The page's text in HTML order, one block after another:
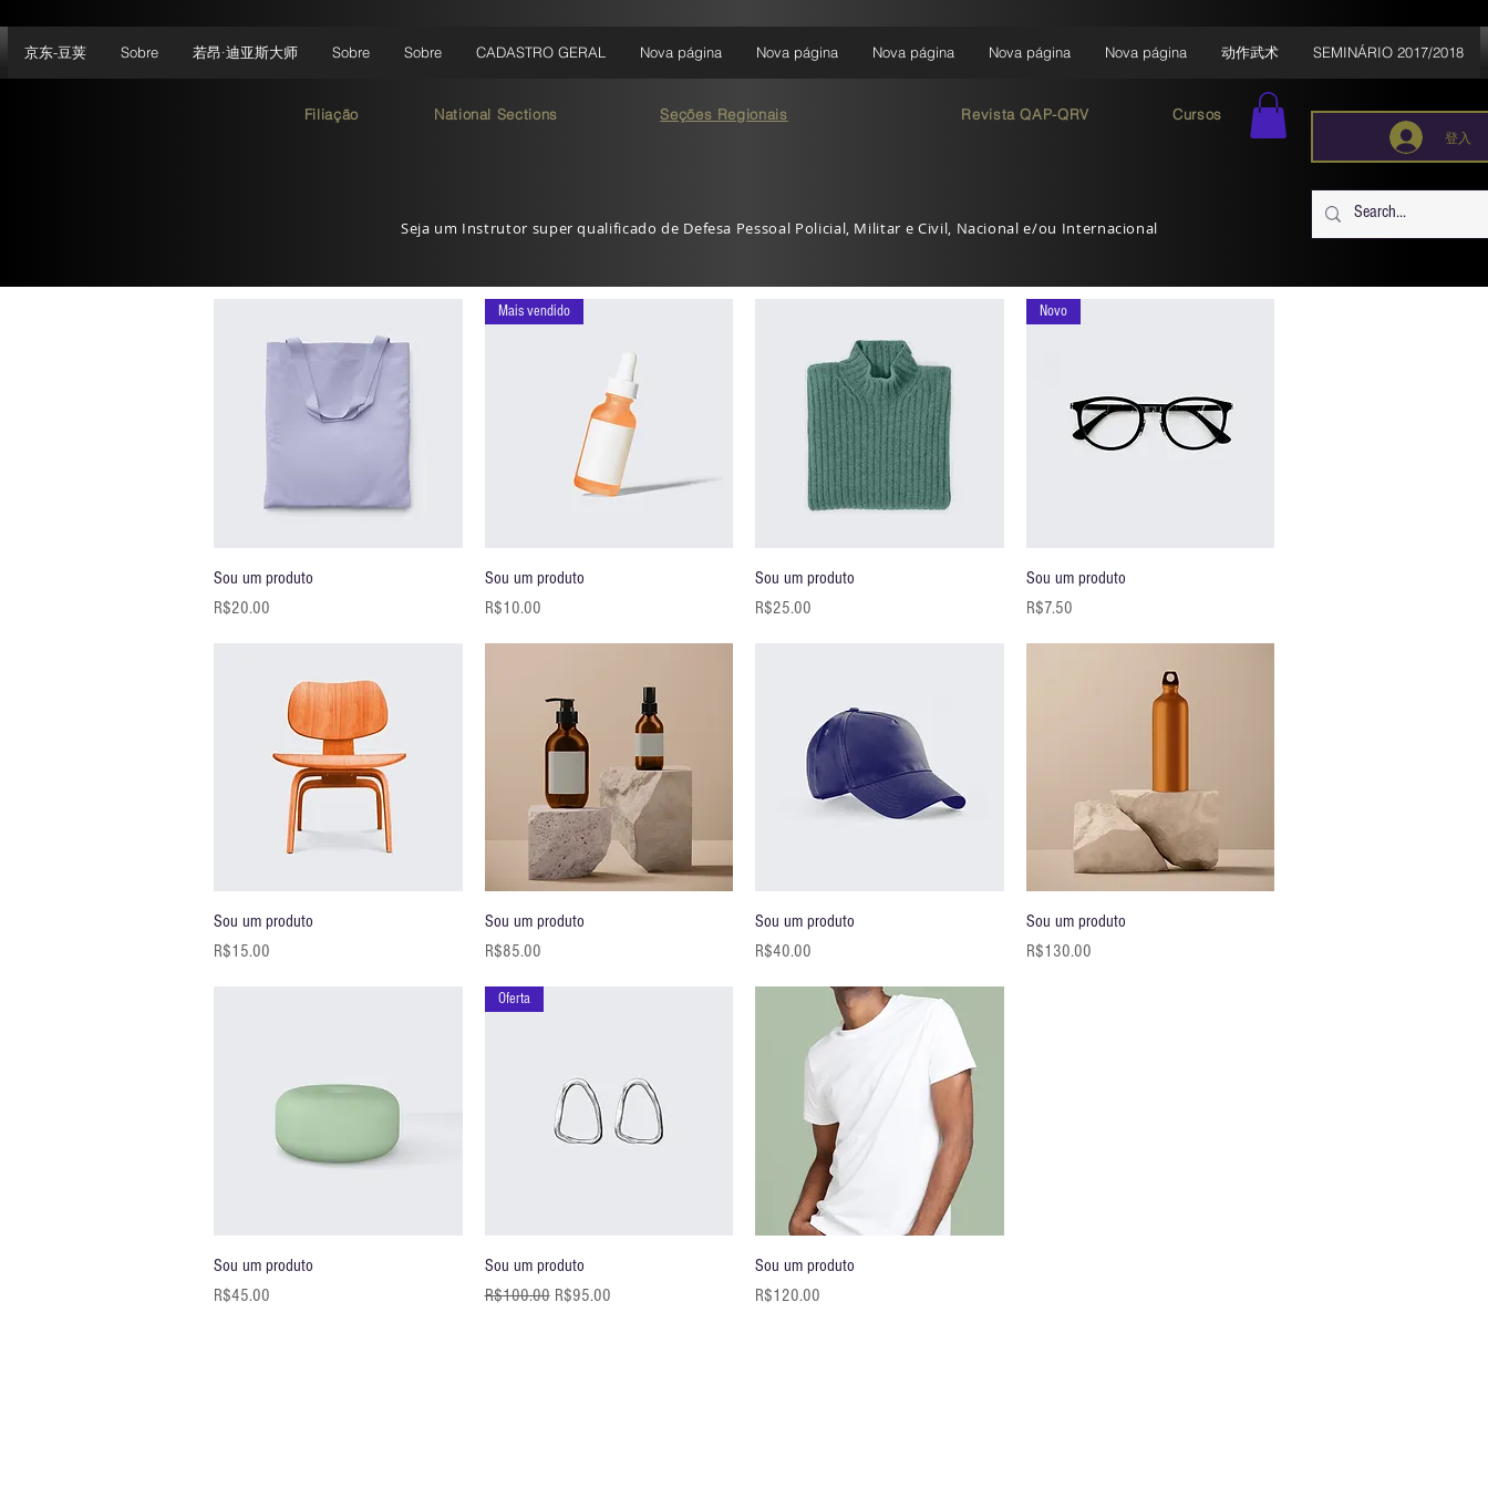
Filiação National Sections Seções Regionais Cursos
Revista QAP-QRV
Seja um Instrutor super qualificado de Defesa Pessoal Policial, Militar e Civil, Nacional e/ou Internacional
登入
京东-豆荚 Sobre 若昂·迪亚斯大师 Sobre Sobre CADASTRO GERAL Nova página Nova página Nova página Nova página Nova página 动作武术 SEMINÁRIO 2017/2018
快速瀏覽
Sou um produto
價格
R$20.00
快速瀏覽
Mais vendido
Sou um produto
價格
R$10.00
快速瀏覽
Sou um produto
價格
R$25.00
快速瀏覽
Novo
Sou um produto
價格
R$7.50
快速瀏覽
Sou um produto
價格
R$15.00
快速瀏覽
Sou um produto
價格
R$85.00
快速瀏覽
Sou um produto
價格
R$40.00
快速瀏覽
Sou um produto
價格
R$130.00
快速瀏覽
Sou um produto
價格
R$45.00
快速瀏覽
Oferta
Sou um produto
一般價格
R$100.00 促銷價格
R$95.00
快速瀏覽
Sou um produto
價格
R$120.00